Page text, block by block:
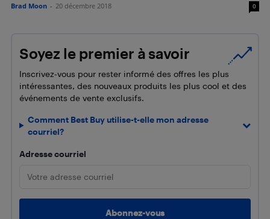
Brad Moon - 20 décembre 2018 0
Soyez le premier à savoir
Inscrivez-vous pour rester informé des offres les plus
intéressantes, des nouveaux produits les plus cool et des
événements de vente exclusifs.
Comment Best Buy utilise-t-elle mon adresse
courriel?
Adresse courriel